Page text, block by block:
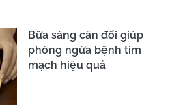
Bữa sáng cân đối giúp
phòng ngừa bệnh tim
mạch hiệu quả